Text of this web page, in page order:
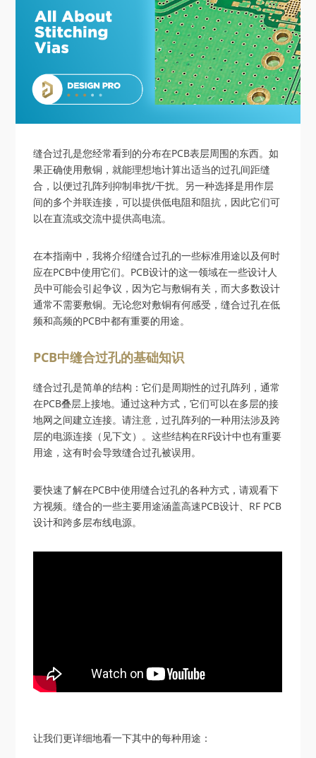
缝合过孔是您经常看到的分布在PCB表层周围的东西。如
果正确使用敷铜，就能理想地计算出适当的过孔间距缝
合，以便过孔阵列抑制串扰/干扰。另一种选择是用作层
间的多个并联连接，可以提供低电阻和阻抗，因此它们可
以在直流或交流中提供高电流。
在本指南中，我将介绍缝合过孔的一些标准用途以及何时
应在PCB中使用它们。PCB设计的这一领域在一些设计人
员中可能会引起争议，因为它与敷铜有关，而大多数设计
通常不需要敷铜。无论您对敷铜有何感受，缝合过孔在低
频和高频的PCB中都有重要的用途。
PCB中缝合过孔的基础知识
缝合过孔是简单的结构：它们是周期性的过孔阵列，通常
在PCB叠层上接地。通过这种方式，它们可以在多层的接
地网之间建立连接。请注意，过孔阵列的一种用法涉及跨
层的电源连接（见下文）。这些结构在RF设计中也有重要
用途，这有时会导致缝合过孔被误用。
要快速了解在PCB中使用缝合过孔的各种方式，请观看下
方视频。缝合的一些主要用途涵盖高速PCB设计、RF PCB
设计和跨多层布线电源。
让我们更详细地看一下其中的每种用途：